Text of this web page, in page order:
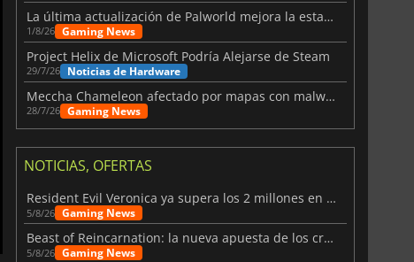
La última actualización de Palworld mejora la estabilidad
1/8/26 Gaming News
Project Helix de Microsoft Podría Alejarse de Steam
29/7/26 Noticias de Hardware
Meccha Chameleon afectado por mapas con malware y Discord
28/7/26 Gaming News
NOTICIAS, OFERTAS
Resident Evil Veronica ya supera los 2 millones en listas de deseados
5/8/26 Gaming News
Beast of Reincarnation: la nueva apuesta de los creadores de Pokémon
5/8/26 Gaming News